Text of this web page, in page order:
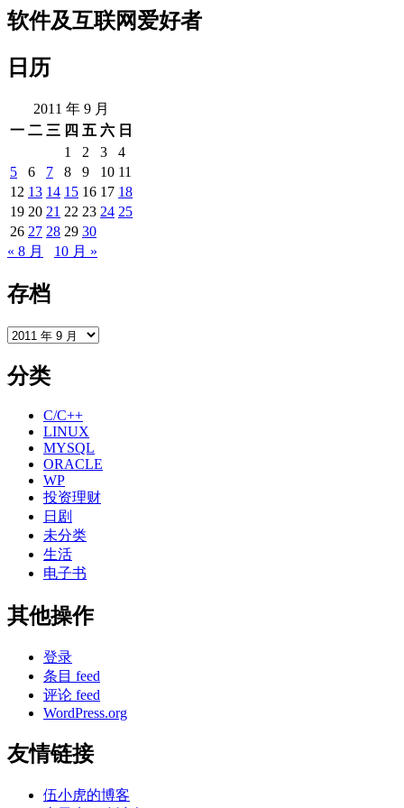
使
用
软件及互联网爱好者
日历
2011 年 9 月
一 二 三 四 五 六 日
1
2 3
4
5
6 7 8 9 10 11
12 13 14 15 16 17 18
19 20 21 22 23 24 25
26 27 28 29 30
« 8 月
10 月 »
存档
存
分类
C/C++
LINUX
MYSQL
ORACLE
WP
投资理财
日剧
未分类
生活
电子书
其他操作
登录
条目 feed
评论 feed
WordPress.org
友情链接
伍小虎的博客